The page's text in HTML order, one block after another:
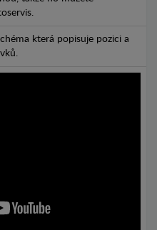
která popisuje pozici a